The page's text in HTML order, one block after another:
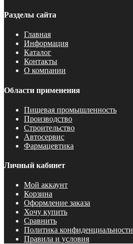
Разделы сайта
Главная
Информация
Каталог
Контакты
О компании
Области применения
Пищевая промышленность
Производство
Строительство
Автосервис
Фармацевтика
Личный кабинет
Мой аккаунт
Корзина
Оформление заказа
Хочу купить
Сравнить
Политика конфиденциальности
Правила и условия